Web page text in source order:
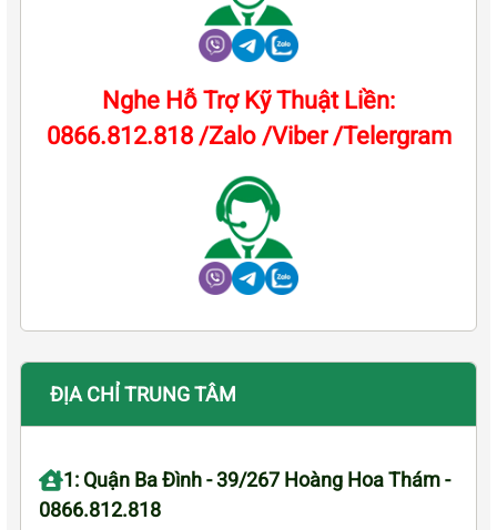
Nghe Hỗ Trợ Kỹ Thuật Liền:
0866.812.818 /Zalo /Viber /Telergram
ĐỊA CHỈ TRUNG TÂM
1: Quận Ba Đình - 39/267 Hoàng Hoa Thám -
0866.812.818